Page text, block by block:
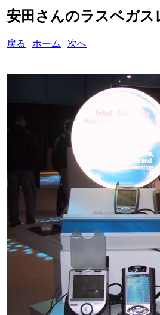
安田さんのラスベガス
戻る | ホーム | 次へ